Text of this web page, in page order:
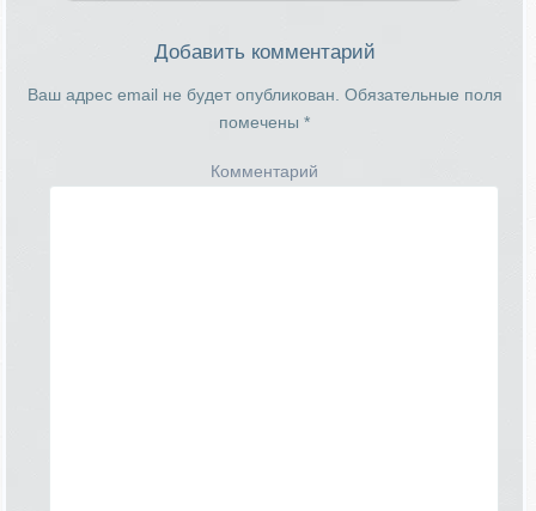
Добавить комментарий
Ваш адрес email не будет опубликован. Обязательные поля
помечены *
Комментарий